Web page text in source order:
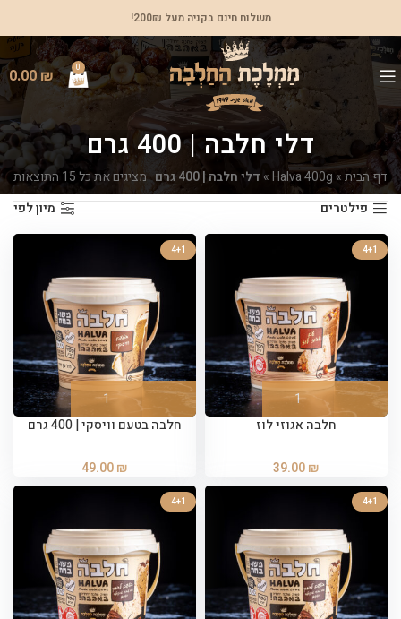
משלוח חינם בקניה מעל 200₪!
0
0.00₪
דלי חלבה | 400 גרם
דף הבית»
Halva 400g
» דלי חלבה | 400 גרם
מציגים את כל ⁦15⁩ התוצאות
פילטרים
מיון לפי
4+1
חלבה אגוזי לוז
39.00₪
4+1
חלבה בטעם וויסקי | 400 גרם
49.00₪
4+1
4+1